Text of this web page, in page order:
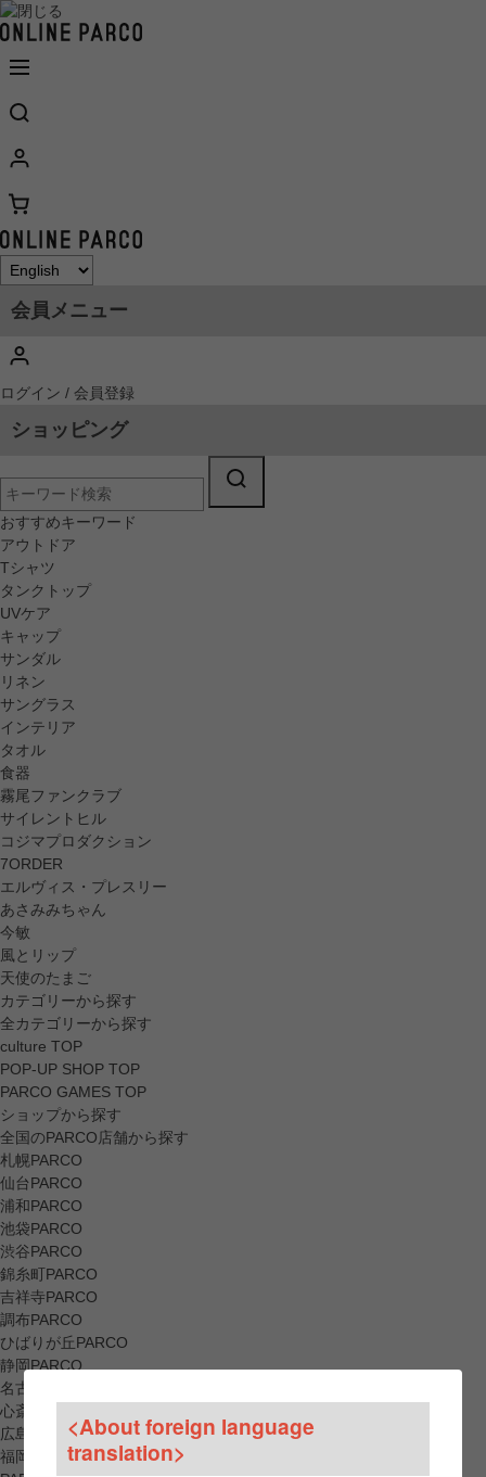
会員メニュー
ログイン / 会員登録
ショッピング
おすすめキーワード
アウトドア
Tシャツ
タンクトップ
UVケア
キャップ
サンダル
リネン
サングラス
インテリア
タオル
食器
霧尾ファンクラブ
サイレントヒル
コジマプロダクション
7ORDER
エルヴィス・プレスリー
あさみみちゃん
今敏
風とリップ
天使のたまご
カテゴリーから探す
全カテゴリーから探す
culture TOP
POP-UP SHOP TOP
PARCO GAMES TOP
ショップから探す
全国のPARCO店舗から探す
札幌PARCO
仙台PARCO
浦和PARCO
池袋PARCO
渋谷PARCO
錦糸町PARCO
吉祥寺PARCO
調布PARCO
ひばりが丘PARCO
静岡PARCO
名古屋PARCO
心斎橋PARCO
広島PARCO
福岡PARCO
<About foreign language
translation>